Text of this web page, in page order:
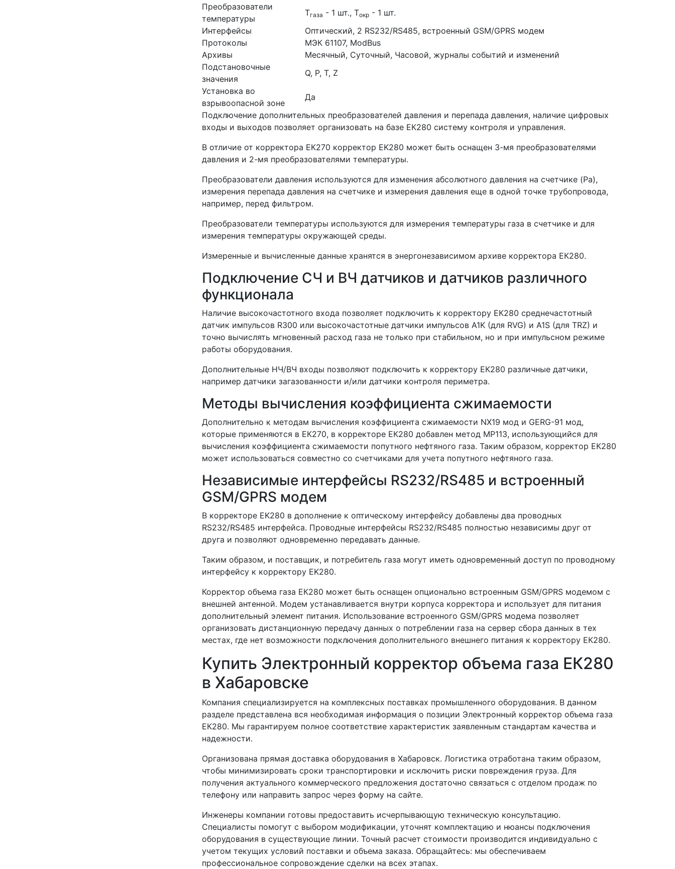
Преобразователи
температуры
Tгаза - 1 шт., Tокр - 1 шт.
Интерфейсы
Оптический, 2 RS232/RS485, встроенный GSM/GPRS модем
Протоколы
МЭК 61107, ModBus
Архивы
Месячный, Суточный, Часовой, журналы событий и изменений
Подстановочные
значения
Q, P, T, Z
Установка во
взрывоопасной зоне
Да
Подключение дополнительных преобразователей давления и перепада давления, наличие цифровых
входы и выходов позволяет организовать на базе ЕК280 систему контроля и управления.
В отличие от корректора ЕК270 корректор EK280 может быть оснащен 3-мя преобразователями
давления и 2-мя преобразователями температуры.
Преобразователи давления используются для изменения абсолютного давления на счетчике (Pa),
измерения перепада давления на счетчике и измерения давления еще в одной точке трубопровода,
например, перед фильтром.
Преобразователи температуры используются для измерения температуры газа в счетчике и для
измерения температуры окружающей среды.
Измеренные и вычисленные данные хранятся в энергонезависимом архиве корректора ЕК280.
Подключение СЧ и ВЧ датчиков и датчиков различного
функционала
Наличие высокочастотного входа позволяет подключить к корректору ЕК280 среднечастотный
датчик импульсов R300 или высокочастотные датчики импульсов A1K (для RVG) и А1S (для TRZ) и
точно вычислять мгновенный расход газа не только при стабильном, но и при импульсном режиме
работы оборудования.
Дополнительные НЧ/ВЧ входы позволяют подключить к корректору ЕК280 различные датчики,
например датчики загазованности и/или датчики контроля периметра.
Методы вычисления коэффициента сжимаемости
Дополнительно к методам вычисления коэффициента сжимаемости NX19 мод и GERG-91 мод,
которые применяются в ЕК270, в корректоре ЕК280 добавлен метод МР113, использующийся для
вычисления коэффициента сжимаемости попутного нефтяного газа. Таким образом, корректор ЕК280
может использоваться совместно со счетчиками для учета попутного нефтяного газа.
Независимые интерфейсы RS232/RS485 и встроенный
GSM/GPRS модем
В корректоре EK280 в дополнение к оптическому интерфейсу добавлены два проводных
RS232/RS485 интерфейса. Проводные интерфейсы RS232/RS485 полностью независимы друг от
друга и позволяют одновременно передавать данные.
Таким образом, и поставщик, и потребитель газа могут иметь одновременный доступ по проводному
интерфейсу к корректору EK280.
Корректор объема газа ЕК280 может быть оснащен опционально встроенным GSM/GPRS модемом с
внешней антенной. Модем устанавливается внутри корпуса корректора и использует для питания
дополнительный элемент питания. Использование встроенного GSM/GPRS модема позволяет
организовать дистанционную передачу данных о потреблении газа на сервер сбора данных в тех
местах, где нет возможности подключения дополнительного внешнего питания к корректору ЕК280.
Купить Электронный корректор объема газа ЕК280
в Хабаровске
Компания специализируется на комплексных поставках промышленного оборудования. В данном
разделе представлена вся необходимая информация о позиции Электронный корректор объема газа
ЕК280. Мы гарантируем полное соответствие характеристик заявленным стандартам качества и
надежности.
Организована прямая доставка оборудования в Хабаровск. Логистика отработана таким образом,
чтобы минимизировать сроки транспортировки и исключить риски повреждения груза. Для
получения актуального коммерческого предложения достаточно связаться с отделом продаж по
телефону или направить запрос через форму на сайте.
Инженеры компании готовы предоставить исчерпывающую техническую консультацию.
Специалисты помогут с выбором модификации, уточнят комплектацию и нюансы подключения
оборудования в существующие линии. Точный расчет стоимости производится индивидуально с
учетом текущих условий поставки и объема заказа. Обращайтесь: мы обеспечиваем
профессиональное сопровождение сделки на всех этапах.